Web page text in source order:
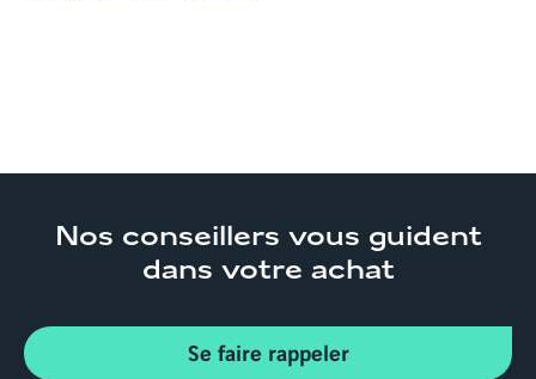
Nos conseillers vous guident
dans votre achat
Se faire rappeler